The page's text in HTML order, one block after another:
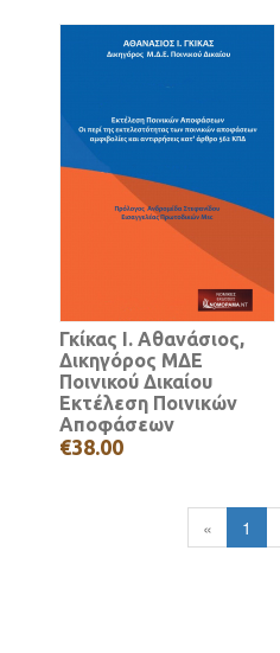
Γκίκας Ι. Αθανάσιος,
Δικηγόρος ΜΔΕ
Ποινικού Δικαίου
Εκτέλεση Ποινικών
Αποφάσεων
€38.00
« 1